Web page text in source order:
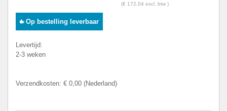
(€ 172,04 excl. btw )
Op bestelling leverbaar
Levertijd:
2-3 weken
Verzendkosten: € 0,00 (Nederland)